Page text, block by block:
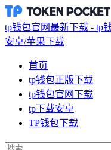
tp钱包官网最新下载 - tp
安卓/苹果下载
首页
tp钱包正版下载
tp钱包官网下载
tp下载安卓
TP钱包下载